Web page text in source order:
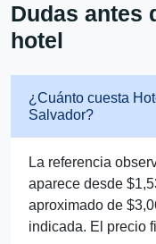
Dudas antes
hotel
¿Cuánto cuesta
Salvador?
La referencia
aparece desde
aproximado de
indicada. El precio